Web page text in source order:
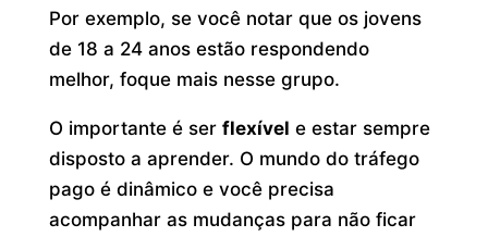
Por exemplo, se você notar que os jovens
de 18 a 24 anos estão respondendo
melhor, foque mais nesse grupo.
O importante é ser flexível e estar sempre
disposto a aprender. O mundo do tráfego
pago é dinâmico e você precisa
acompanhar as mudanças para não ficar